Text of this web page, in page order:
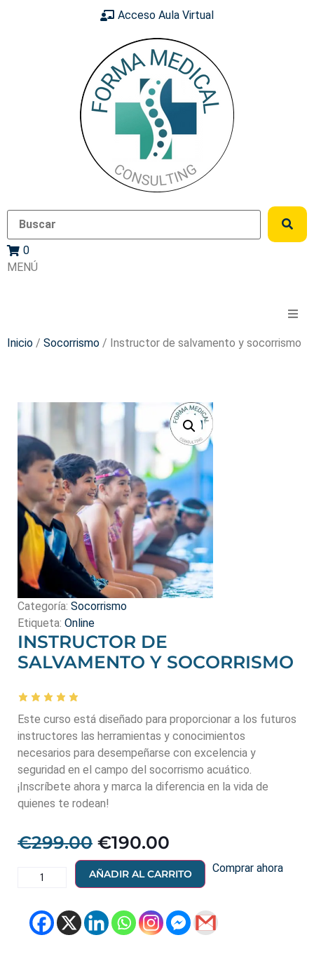
Acceso Aula Virtual
0
MENÚ
Inicio / Socorrismo / Instructor de salvamento y socorrismo
Categoría: Socorrismo
Etiqueta: Online
INSTRUCTOR DE
SALVAMENTO Y SOCORRISMO
Este curso está diseñado para proporcionar a los futuros
instructores las herramientas y conocimientos
necesarios para desempeñarse con excelencia y
seguridad en el campo del socorrismo acuático.
¡Inscríbete ahora y marca la diferencia en la vida de
quienes te rodean!
€299.00 €190.00
AÑADIR AL CARRITO Comprar ahora